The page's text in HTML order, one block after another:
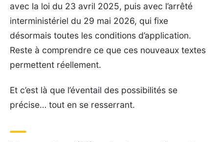
avec la loi du 23 avril 2025, puis avec l’arrêté
interministériel du 29 mai 2026, qui fixe
désormais toutes les conditions d’application.
Reste à comprendre ce que ces nouveaux textes
permettent réellement.
Et c’est là que l’éventail des possibilités se
précise… tout en se resserrant.